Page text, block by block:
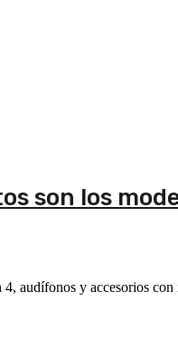
son los
audífonos y accesorios